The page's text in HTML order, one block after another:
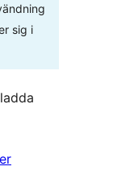
sig i